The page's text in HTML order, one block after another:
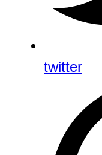
twitter